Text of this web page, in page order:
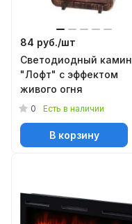
84 руб./шт
Светодиодный камин
"Лофт" с эффектом
живого огня
0 Есть в наличии
В корзину